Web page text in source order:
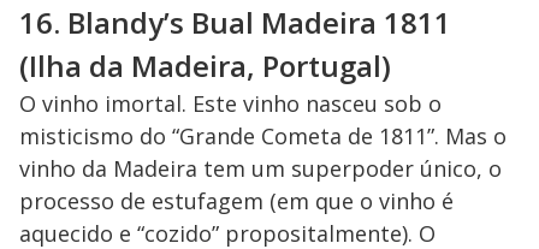
16. Blandy’s Bual Madeira 1811
(Ilha da Madeira, Portugal)
O vinho imortal. Este vinho nasceu sob o
misticismo do “Grande Cometa de 1811”. Mas o
vinho da Madeira tem um superpoder único, o
processo de estufagem (em que o vinho é
aquecido e “cozido” propositalmente). O